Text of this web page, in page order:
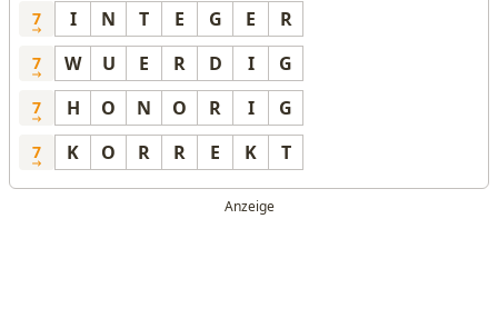
7 I N T E G E R
7 W U E R D I G
7 H O N O R I G
7 K O R R E K T